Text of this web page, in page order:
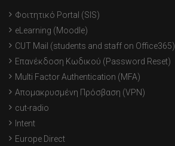
Φοιτητικό Portal (SIS)
eLearning (Moodle)
CUT Mail (students and staff on Office365)
Επανέκδοση Κωδικού (Password Reset)
Multi Factor Authentication (MFA)
Απομακρυσμένη Πρόσβαση (VPN)
cut-radio
Intent
Europe Direct